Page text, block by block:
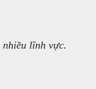
nhiều lĩnh vực.